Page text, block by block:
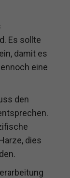
Es sollte
damit es
eine
den
dies